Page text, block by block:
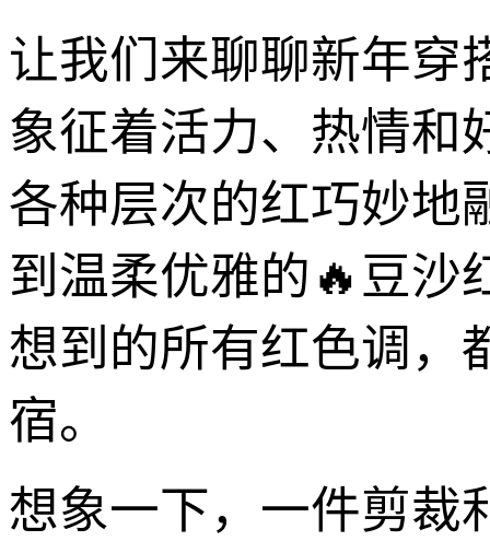
让我们来聊聊新年
象征着活力、热情和
各种层次的红巧妙地
到温柔优雅的🔥豆沙
想到的所有红色调，
宿。
想象一下，一件剪裁